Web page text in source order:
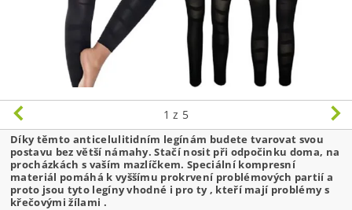
1 z 5
Díky těmto anticelulitidním legínám budete tvarovat svou
postavu bez větší námahy. Stačí nosit při odpočinku doma, na
procházkách s vaším mazlíčkem. Speciální kompresní
materiál pomáhá k vyššímu prokrvení problémových partií a
proto jsou tyto legíny vhodné i pro ty , kteří mají problémy s
křečovými žílami .